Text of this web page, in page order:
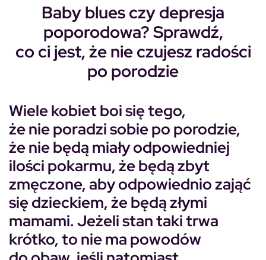
Baby blues czy depresja
poporodowa? Sprawdź,
co ci jest, że nie czujesz radości
po porodzie
Wiele kobiet boi się tego,
że nie poradzi sobie po porodzie,
że nie będą miały odpowiedniej
ilości pokarmu, że będą zbyt
zmęczone, aby odpowiednio zająć
się dzieckiem, że będą złymi
mamami. Jeżeli stan taki trwa
krótko, to nie ma powodów